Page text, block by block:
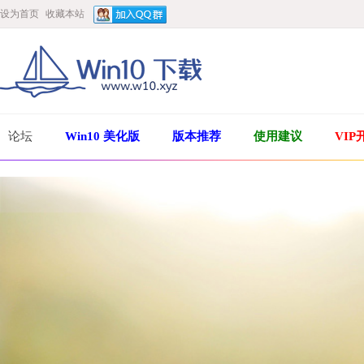
设为首页 收藏本站
论坛 Win10 美化版 版本推荐 使用建议 VIP